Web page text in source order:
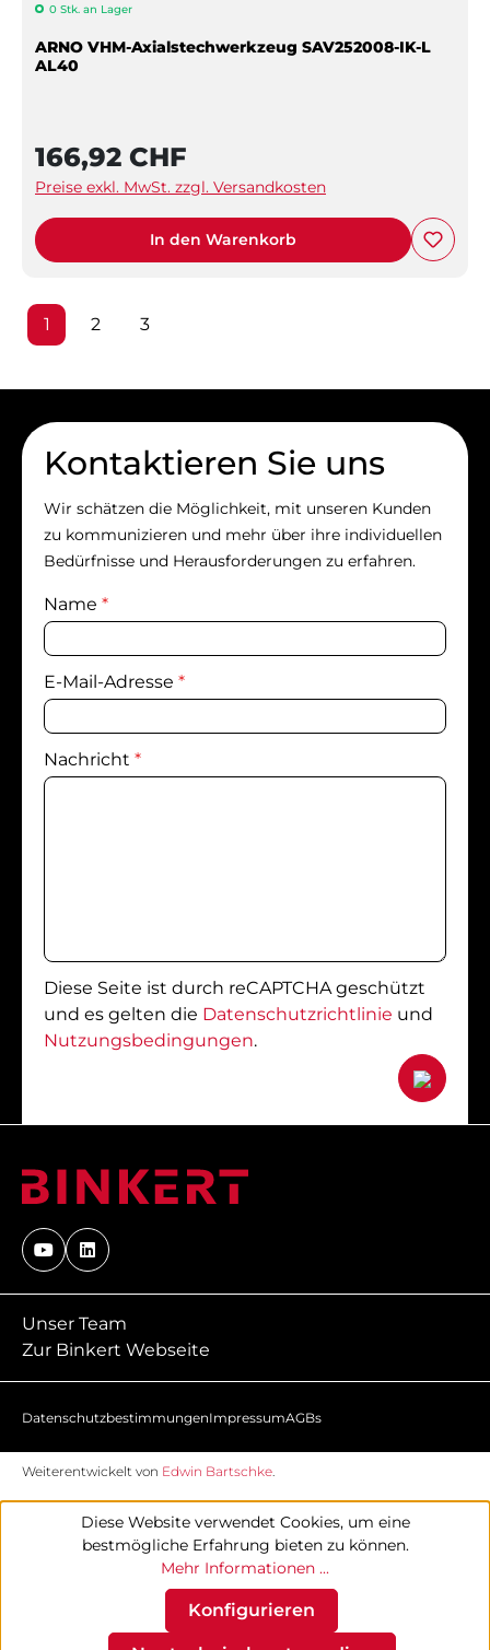
0 Stk. an Lager
ARNO VHM-Axialstechwerkzeug SAV252008-IK-L
AL40
166,92 CHF
Preise exkl. MwSt. zzgl. Versandkosten
In den Warenkorb
Seite
1 Seite
2 Seite
3
Kontaktieren Sie uns
Wir schätzen die Möglichkeit, mit unseren Kunden
zu kommunizieren und mehr über ihre individuellen
Bedürfnisse und Herausforderungen zu erfahren.
Name *
E-Mail-Adresse *
Nachricht *
Diese Seite ist durch reCAPTCHA geschützt
und es gelten die Datenschutzrichtlinie und
Nutzungsbedingungen.
Unser Team
Zur Binkert Webseite
DatenschutzbestimmungenImpressumAGBs
Weiterentwickelt von Edwin Bartschke.
Diese Website verwendet Cookies, um eine
bestmögliche Erfahrung bieten zu können.
Mehr Informationen ...
Konfigurieren